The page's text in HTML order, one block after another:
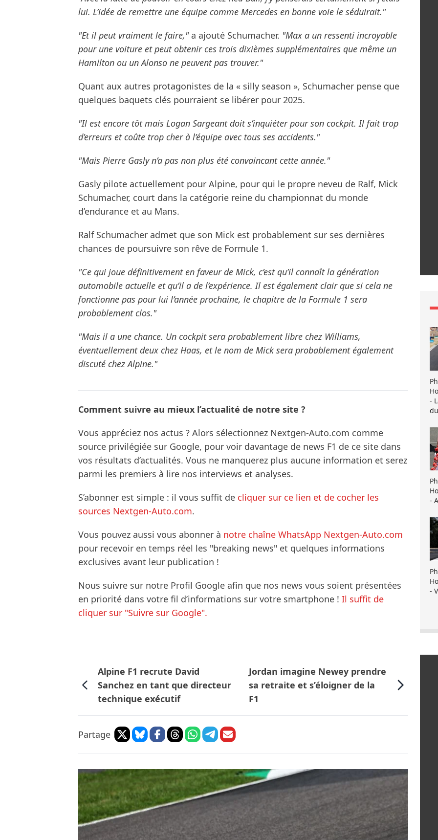
lui. L’idée de remettre une équipe comme Mercedes en bonne voie le séduirait."
"Et il peut vraiment le faire,"a ajouté Schumacher. "Max a un ressenti incroyable
pour une voiture et peut obtenir ces trois dixièmes supplémentaires que même un
Hamilton ou un Alonso ne peuvent pas trouver."
Quant aux autres protagonistes de la « silly season », Schumacher pense que
quelques baquets clés pourraient se libérer pour 2025.
"Il est encore tôt mais Logan Sargeant doit s’inquiéter pour son cockpit. Il fait trop
d’erreurs et coûte trop cher à l’équipe avec tous ses accidents."
"Mais Pierre Gasly n’a pas non plus été convaincant cette année."
Gasly pilote actuellement pour Alpine, pour qui le propre neveu de Ralf, Mick
Schumacher, court dans la catégorie reine du championnat du monde
d’endurance et au Mans.
Ralf Schumacher admet que son Mick est probablement sur ses dernières
chances de poursuivre son rêve de Formule 1.
"Ce qui joue définitivement en faveur de Mick, c’est qu’il connaît la génération
automobile actuelle et qu’il a de l’expérience. Il est également clair que si cela ne
fonctionne pas pour lui l’année prochaine, le chapitre de la Formule 1 sera
probablement clos."
"Mais il a une chance. Un cockpit sera probablement libre chez Williams,
éventuellement deux chez Haas, et le nom de Mick sera probablement également
discuté chez Alpine."
Comment suivre au mieux l’actualité de notre site ?
Vous appréciez nos actus ? Alors sélectionnez Nextgen-Auto.com comme
source privilégiée sur Google, pour voir davantage de news F1 de ce site dans
vos résultats d’actualités. Vous ne manquerez plus aucune information et serez
parmi les premiers à lire nos interviews et analyses.
S’abonner est simple : il vous suffit de cliquer sur ce lien et de cocher les
sources Nextgen-Auto.com.
Vous pouvez aussi vous abonner à notre chaîne WhatsApp Nextgen-Auto.com
pour recevoir en temps réel les "breaking news" et quelques informations
exclusives avant leur publication !
Nous suivre sur notre Profil Google afin que nos news vous soient présentées
en priorité dans votre fil d’informations sur votre smartphone ! Il suffit de
cliquer sur "Suivre sur Google".
Alpine F1 recrute David
Sanchez en tant que directeur
technique exécutif
Jordan imagine Newey prendre
sa retraite et s’éloigner de la
F1
Partage
-
-
-